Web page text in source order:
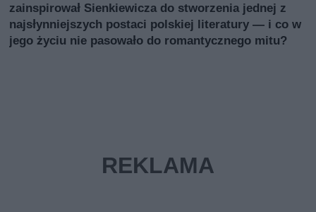
zainspirował Sienkiewicza do stworzenia jednej z
najsłynniejszych postaci polskiej literatury — i co w
jego życiu nie pasowało do romantycznego mitu?